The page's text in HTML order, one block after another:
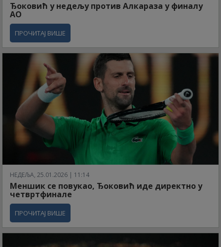
Ђоковић у недељу против Алкараза у финалу
АО
ПРОЧИТАЈ ВИШЕ
НЕДЕЉА, 25.01.2026 | 11:14
Меншик се повукао, Ђоковић иде директно у
четвртфинале
ПРОЧИТАЈ ВИШЕ